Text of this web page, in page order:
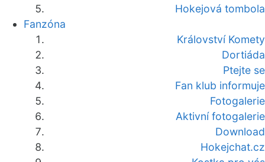
Hokejová tombola
Fanzóna
Království Komety
Dortiáda
Ptejte se
Fan klub informuje
Fotogalerie
Aktivní fotogalerie
Download
Hokejchat.cz